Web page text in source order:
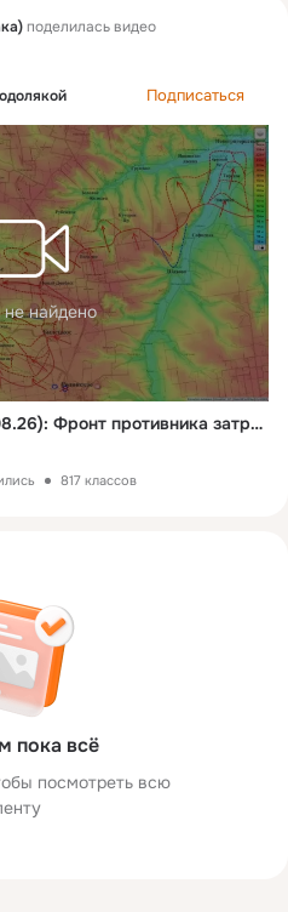
поделилась видео
Подписаться
не найдено
Война на Украине (на 06.08.26): Фронт противника затрещал, причем на главном направлении…
817 классов
пока всё
посмотреть всю